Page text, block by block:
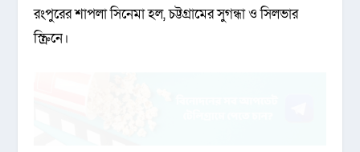
রংপুরের শাপলা সিনেমা হল, চট্টগ্রামের সুগন্ধা ও সিলভার
স্ক্রিনে।